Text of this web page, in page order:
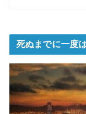
死ぬまでに一度